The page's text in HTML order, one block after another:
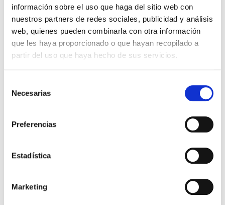
información sobre el uso que haga del sitio web con
nuestros partners de redes sociales, publicidad y análisis
web, quienes pueden combinarla con otra información
que les haya proporcionado o que hayan recopilado a
partir del uso que haya hecho de sus servicios.
Necesarias
Preferencias
Estadística
Marketing